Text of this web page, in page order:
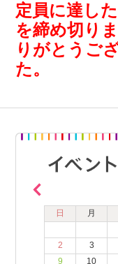
定員に達し
を締め切り
りがとうご
た。
日 月
2
3
9
10